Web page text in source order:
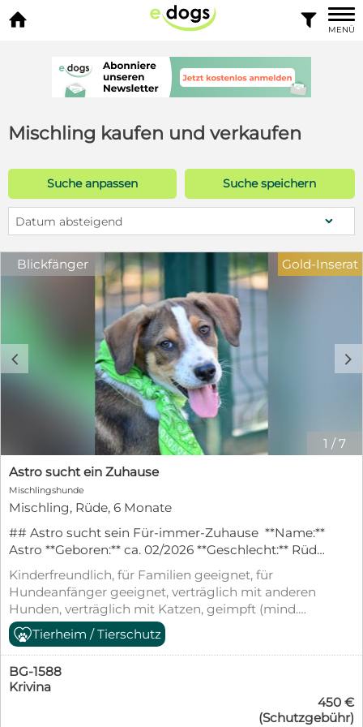
 
MENÜ
Mischling kaufen und verkaufen
Suche anpassen Suche speichern
Datum absteigend
Blickfänger
1 /7
c d
Gold-Inserat
Astro sucht ein Zuhause
Mischlingshunde
Mischling, Rüde, 6 Monate
## Astro sucht sein Für-immer-Zuhause **Name:**
Astro **Geboren:** ca. 02/2026 **Geschlecht:** Rüde
**Vermutliche Endgröße:** ca. 55 cm Schulterhöhe
**Aufenthaltsort:** Bulgarien ### Ein kleiner
Entdecker auf der Suche nach seiner Familie Der
kleine Astro hatte keinen leichten Start ins Leben.
Gemeinsam mit seinen Geschwistern Galaxy und
Mars wurde er ausgesetzt und sich selbst
überlassen. Ohne Schutz und Fürsorge mussten
die Welpen ums Überleben kämpfen – bis sie
gerettet wurden. Da das Tierheim bereits überfüllt
Kinderfreundlich, für Familien geeignet, für
Hundeanfänger geeignet, verträglich mit anderen
Hunden, verträglich mit Katzen, geimpft (mind.
Pflichtimpfungen), entwurmt, gechipt, mit EU-
Heimtierausweis, Tierschutzgesetz §11
Tierheim / Tierschutz
BG-1588
Krivina
450 €
(Schutzgebühr)